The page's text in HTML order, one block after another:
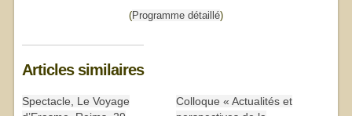
(Programme détaillé)
Articles similaires
Spectacle, Le Voyage
Colloque « Actualités et